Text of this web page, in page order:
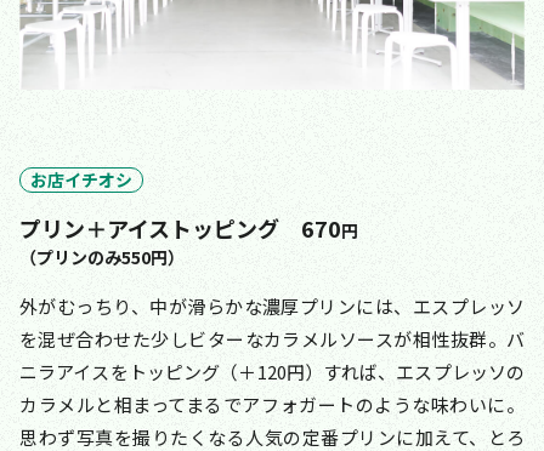
お店イチオシ
プリン＋アイストッピング 670円
（プリンのみ550円）
外がむっちり、中が滑らかな濃厚プリンには、エスプレッソ
を混ぜ合わせた少しビターなカラメルソースが相性抜群。バ
ニラアイスをトッピング（＋120円）すれば、エスプレッソの
カラメルと相まってまるでアフォガートのような味わいに。
思わず写真を撮りたくなる人気の定番プリンに加えて、とろ